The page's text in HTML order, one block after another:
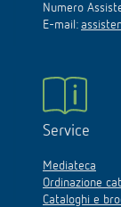
Numero
E-mail:
Service
Mediateca
Ordinazione
Cataloghi e